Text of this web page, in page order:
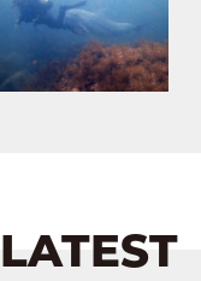
LATEST